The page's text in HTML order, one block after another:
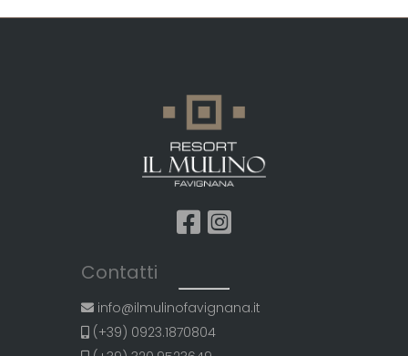
Contatti
info@ilmulinofavignana.it
(+39) 0923.1870804